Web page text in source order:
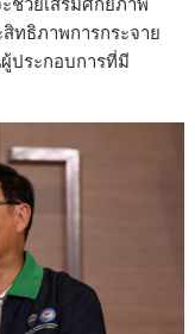
ทธิภาพการกระจาย
ประกอบการที่มี